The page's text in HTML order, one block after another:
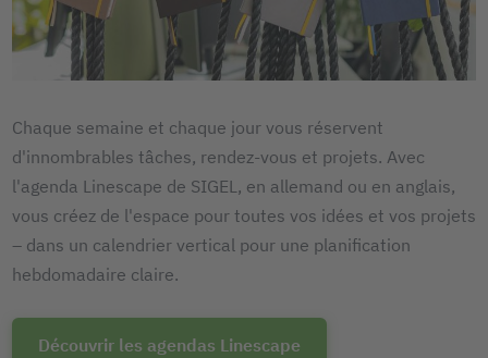
Chaque semaine et chaque jour vous réservent
d'innombrables tâches, rendez-vous et projets. Avec
l'agenda Linescape de SIGEL, en allemand ou en anglais,
vous créez de l'espace pour toutes vos idées et vos projets
– dans un calendrier vertical pour une planification
hebdomadaire claire.
Découvrir les agendas Linescape